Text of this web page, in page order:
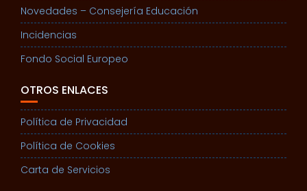
Novedades – Consejería Educación
Incidencias
Fondo Social Europeo
OTROS ENLACES
Política de Privacidad
Política de Cookies
Carta de Servicios